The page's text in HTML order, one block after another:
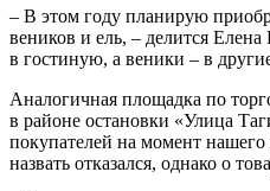
– В этом году планирую
веников и ель, – делится
в гостиную, а веники – в
Аналогичная площадка по
в районе остановки «Улица
покупателей на момент
назвать отказался, однако о